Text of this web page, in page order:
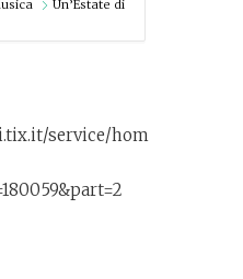
Un’Estate di
service/hom